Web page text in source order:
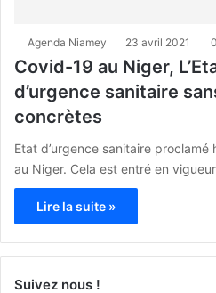
Agenda Niamey 23 avril 2021 0
Covid-19 au Niger,
d’urgence sanitaire
concrètes
Etat d’urgence sanitaire
au Niger. Cela est entré en
Lire la suite »
Suivez nous !